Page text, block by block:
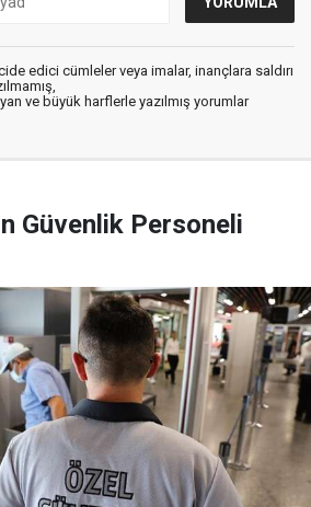
edici cümleler veya imalar, inançlara saldırı
ve büyük harflerle yazılmış yorumlar
Güvenlik Personeli